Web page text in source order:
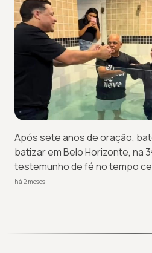
Após sete anos de oração,
batizar em Belo Horizonte, na
testemunho de fé no tempo
há 2 meses